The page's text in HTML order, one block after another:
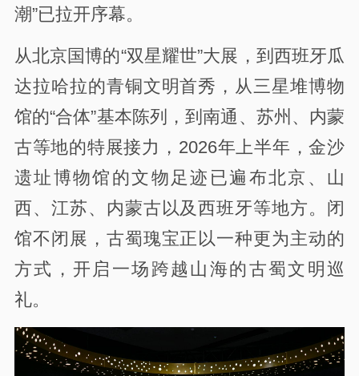
潮”已拉开序幕。
从北京国博的“双星耀世”大展，到西班牙瓜
达拉哈拉的青铜文明首秀，从三星堆博物
馆的“合体”基本陈列，到南通、苏州、内蒙
古等地的特展接力，2026年上半年，金沙
遗址博物馆的文物足迹已遍布北京、山
西、江苏、内蒙古以及西班牙等地方。闭
馆不闭展，古蜀瑰宝正以一种更为主动的
方式，开启一场跨越山海的古蜀文明巡
礼。